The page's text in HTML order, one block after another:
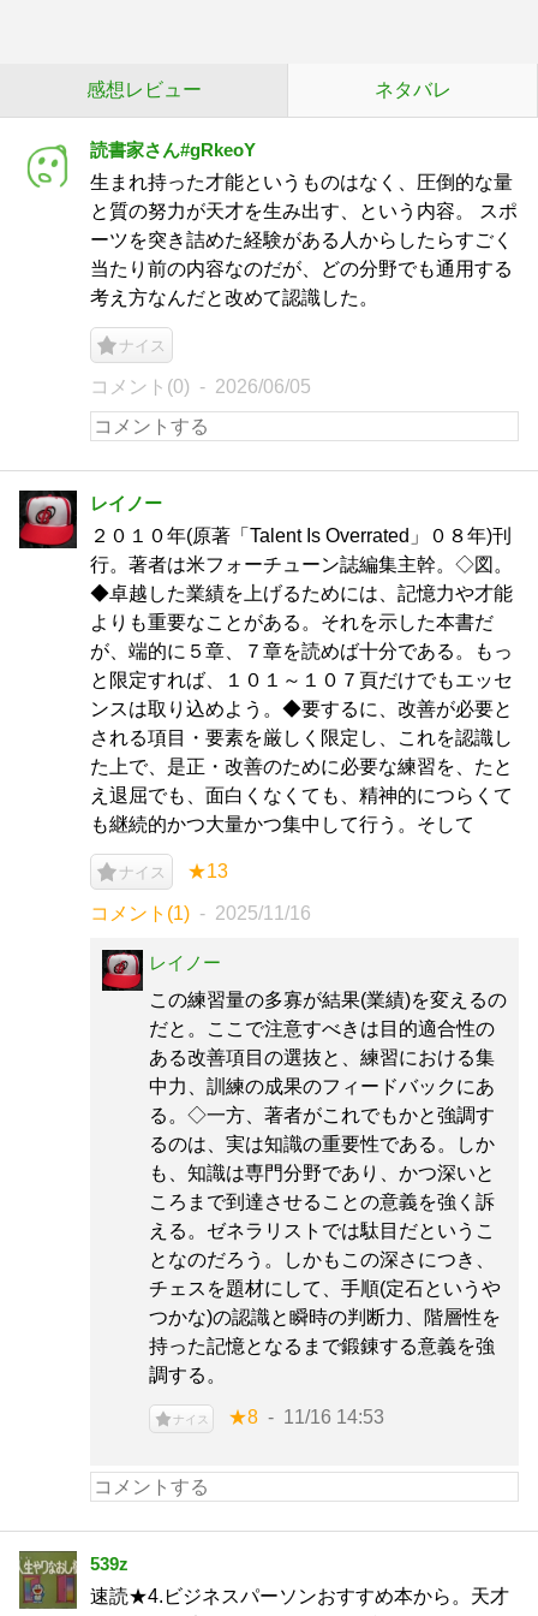
感想レビュー ネタバレ
読書家さん#gRkeoY
生まれ持った才能というものはなく、圧倒的な量
と質の努力が天才を生み出す、という内容。 スポ
ーツを突き詰めた経験がある人からしたらすごく
当たり前の内容なのだが、どの分野でも通用する
考え方なんだと改めて認識した。
ナイス
コメント(0) 2026/06/05
レイノー
２０１０年(原著「Talent Is Overrated」０８年)刊
行。著者は米フォーチューン誌編集主幹。◇図。
◆卓越した業績を上げるためには、記憶力や才能
よりも重要なことがある。それを示した本書だ
が、端的に５章、７章を読めば十分である。もっ
と限定すれば、１０１～１０７頁だけでもエッセ
ンスは取り込めよう。◆要するに、改善が必要と
される項目・要素を厳しく限定し、これを認識し
た上で、是正・改善のために必要な練習を、たと
え退屈でも、面白くなくても、精神的につらくて
も継続的かつ大量かつ集中して行う。そして
ナイス ★13
コメント(1) 2025/11/16
レイノー
この練習量の多寡が結果(業績)を変えるの
だと。ここで注意すべきは目的適合性の
ある改善項目の選抜と、練習における集
中力、訓練の成果のフィードバックにあ
る。◇一方、著者がこれでもかと強調す
るのは、実は知識の重要性である。しか
も、知識は専門分野であり、かつ深いと
ころまで到達させることの意義を強く訴
える。ゼネラリストでは駄目だというこ
となのだろう。しかもこの深さにつき、
チェスを題材にして、手順(定石というや
つかな)の認識と瞬時の判断力、階層性を
持った記憶となるまで鍛錬する意義を強
調する。
ナイス ★8 11/16 14:53
539z
速読★4.ビジネスパーソンおすすめ本から。天才